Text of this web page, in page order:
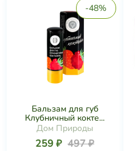
-48%
Бальзам для губ
Клубничный кокте...
Дом Природы
259 ₽ 497 ₽